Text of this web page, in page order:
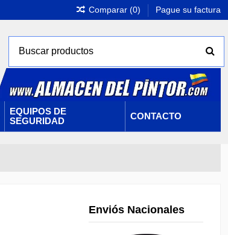
Comparar (0) Pague su factura
EQUIPOS DE
SEGURIDAD
CONTACTO
Enviós Nacionales